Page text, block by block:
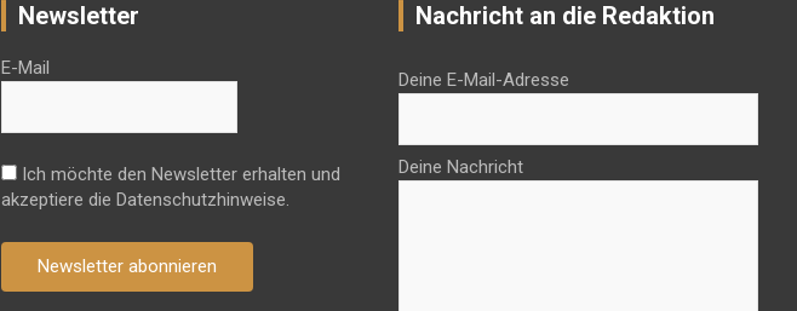
Newsletter
E-Mail
Ich möchte den Newsletter erhalten und
akzeptiere die Datenschutzhinweise.
Newsletter abonnieren
Nachricht an die Redaktion
Deine E-Mail-Adresse
Deine Nachricht